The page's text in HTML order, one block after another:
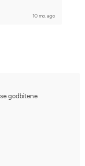
10 mo. ago
godbitene